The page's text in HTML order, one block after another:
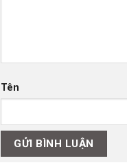
Tên